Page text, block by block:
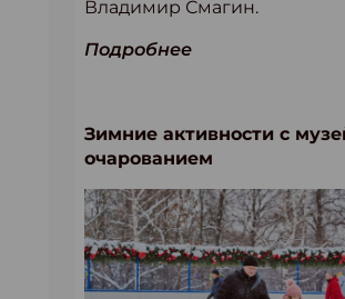
Владимир Смагин.
Подробнее
Зимние активности с
очарованием